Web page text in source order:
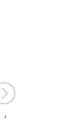
Almidón de